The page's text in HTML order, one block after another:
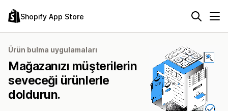
Shopify App Store
Ürün bulma uygulamaları
Mağazanızı müşterilerin
seveceği ürünlerle
doldurun.